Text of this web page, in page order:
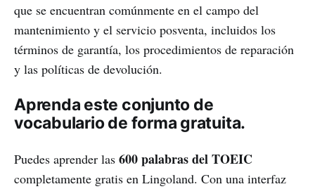
que se encuentran comúnmente en el campo del
mantenimiento y el servicio posventa, incluidos los
términos de garantía, los procedimientos de reparación
y las políticas de devolución.
Aprenda este conjunto de
vocabulario de forma gratuita.
Puedes aprender las 600 palabras del TOEIC
completamente gratis en Lingoland. Con una interfaz